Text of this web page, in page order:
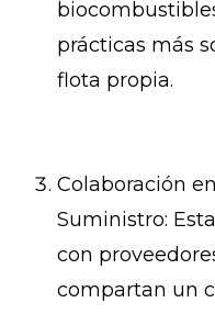
prácticas más
flota propia.
Colaboración
Suministro:
con
compartan un